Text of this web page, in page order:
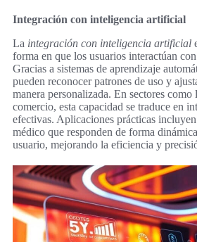
Integración con inteligencia artificial
La integración con inteligencia artificial
forma en que los usuarios interactúan
Gracias a sistemas de aprendizaje
pueden reconocer patrones de uso y
manera personalizada. En sectores
comercio, esta capacidad se traduce en
efectivas. Aplicaciones prácticas
médico que responden de forma
usuario, mejorando la eficiencia y